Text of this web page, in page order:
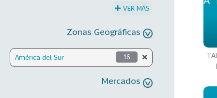
VER MÁS
Zonas Geográficas
América del Sur 16
Mercados